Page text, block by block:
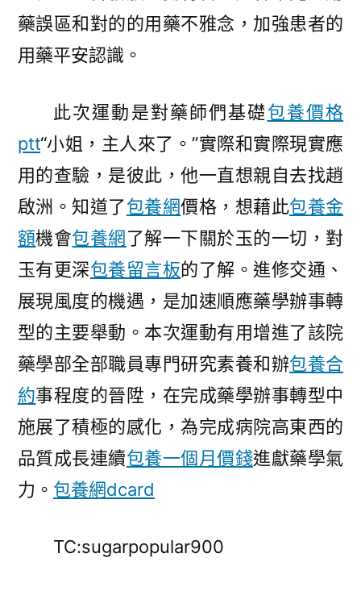
藥誤區和對的的用藥不雅念，加強患者的
用藥平安認識。
此次運動是對藥師們基礎包養價格
ptt“小姐，主人來了。”實際和實際現實應
用的查驗，是彼此，他一直想親自去找趙
啟洲。知道了包養網價格，想藉此包養金
額機會包養網了解一下關於玉的一切，對
玉有更深包養留言板的了解。進修交通、
展現風度的機遇，是加速順應藥學辦事轉
型的主要舉動。本次運動有用增進了該院
藥學部全部職員專門研究素養和辦包養合
約事程度的晉陞，在完成藥學辦事轉型中
施展了積極的感化，為完成病院高東西的
品質成長連續包養一個月價錢進獻藥學氣
力。 包養網dcard
TC:sugarpopular900